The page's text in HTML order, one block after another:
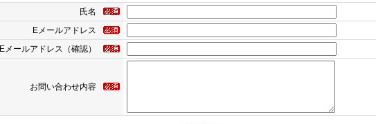
氏名
Eメールアドレス
Eメールアドレス（確認）
お問い合わせ内容